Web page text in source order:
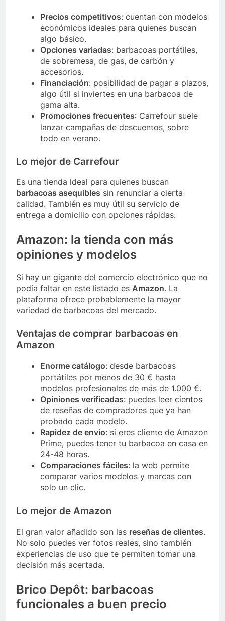
Precios competitivos: cuentan con modelos
económicos ideales para quienes buscan
algo básico.
Opciones variadas: barbacoas portátiles,
de sobremesa, de gas, de carbón y
accesorios.
Financiación: posibilidad de pagar a plazos,
algo útil si inviertes en una barbacoa de
gama alta.
Promociones frecuentes: Carrefour suele
lanzar campañas de descuentos, sobre
todo en verano.
Lo mejor de Carrefour
Es una tienda ideal para quienes buscan
barbacoas asequibles sin renunciar a cierta
calidad. También es muy útil su servicio de
entrega a domicilio con opciones rápidas.
Amazon: la tienda con más
opiniones y modelos
Si hay un gigante del comercio electrónico que no
podía faltar en este listado es Amazon. La
plataforma ofrece probablemente la mayor
variedad de barbacoas del mercado.
Ventajas de comprar barbacoas en
Amazon
Enorme catálogo: desde barbacoas
portátiles por menos de 30 € hasta
modelos profesionales de más de 1.000 €.
Opiniones verificadas: puedes leer cientos
de reseñas de compradores que ya han
probado cada modelo.
Rapidez de envío: si eres cliente de Amazon
Prime, puedes tener tu barbacoa en casa en
24-48 horas.
Comparaciones fáciles: la web permite
comparar varios modelos y marcas con
solo un clic.
Lo mejor de Amazon
El gran valor añadido son las reseñas de clientes.
No solo puedes ver fotos reales, sino también
experiencias de uso que te permiten tomar una
decisión más acertada.
Brico Depôt: barbacoas
funcionales a buen precio